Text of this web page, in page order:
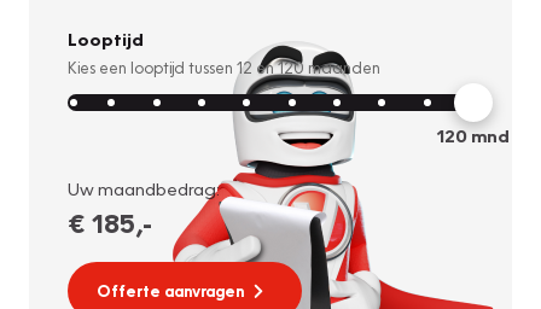
Looptijd
Kies een looptijd tussen 12 en120 maanden
120mnd
Uw maandbedrag:
€ 185,-
Offerte aanvragen